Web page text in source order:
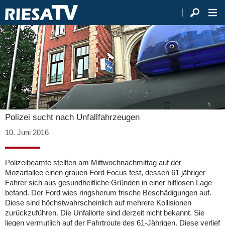
Polizei sucht nach Unfallfahrzeugen
10. Juni 2016
Polizeibeamte stellten am Mittwochnachmittag auf der
Mozartallee einen grauen Ford Focus fest, dessen 61 jähriger
Fahrer sich aus gesundheitliche Gründen in einer hilflosen Lage
befand. Der Ford wies ringsherum frische Beschädigungen auf.
Diese sind höchstwahrscheinlich auf mehrere Kollisionen
zurückzuführen. Die Unfallorte sind derzeit nicht bekannt. Sie
liegen vermutlich auf der Fahrtroute des 61-Jährigen. Diese verlief